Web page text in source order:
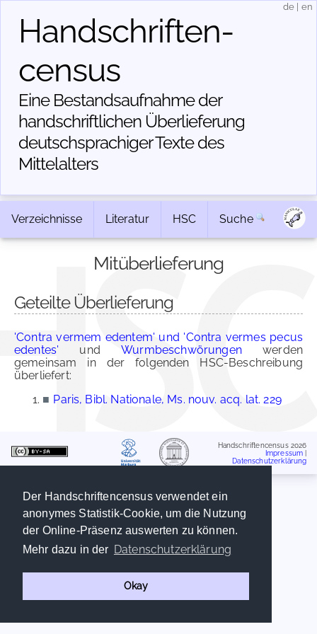
Der Handschriftencensus verwendet ein
anonymes Statistik-Cookie, um die Nutzung
der Online-Präsenz auswerten zu können.
Mehr dazu in der Datenschutzerklärung
Okay
Handschriften­
census
Eine Bestandsaufnahme der
handschriftlichen Über­lieferung
deutschsprachiger Texte des
Mittelalters
de en
Verzeichnisse Literatur HSC Suche
Mitüberlieferung
Geteilte Überlieferung
'Contra vermem edentem' und 'Contra vermes pecus
edentes' undWurmbeschwörungenwerden
gemeinsam in der folgenden HSC-Beschreibung
überliefert:
■ Paris, Bibl. Nationale, Ms. nouv. acq. lat. 229
Handschriftencensus 2026
Impressum
Datenschutzerklärung